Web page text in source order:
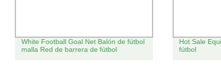
White Football Goal Net Balón de fútbol
malla Red de barrera de fútbol
Hot Sale
fútbol